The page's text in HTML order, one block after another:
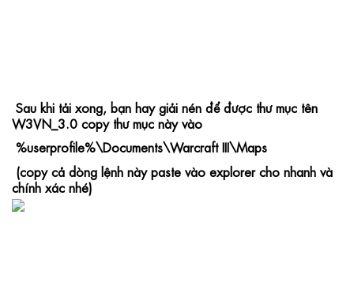
Sau khi tải xong, bạn hay giải nén để được thư mục tên
W3VN_3.0 copy thư mục này vào
%userprofile%\Documents\Warcraft III\Maps
(copy cả dòng lệnh này paste vào explorer cho nhanh và
chính xác nhé)